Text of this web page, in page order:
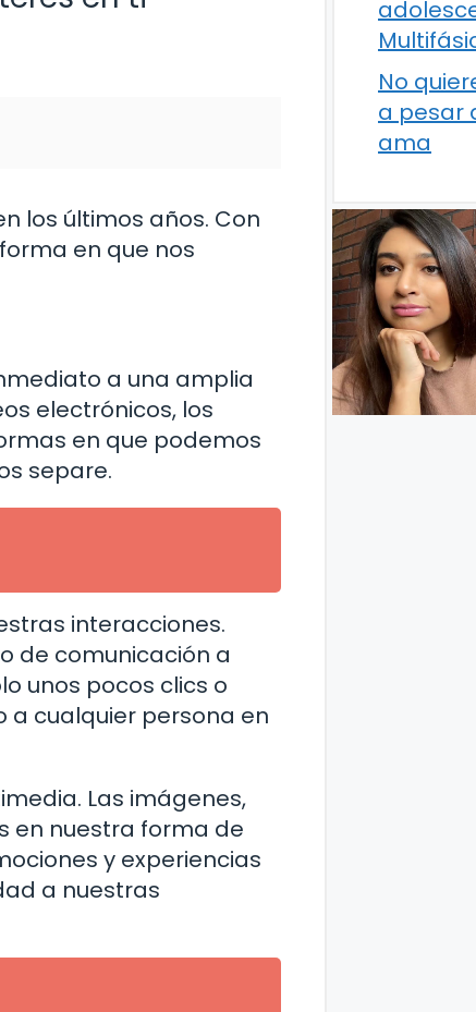
los últimos años. Con
en que nos
a una amplia
electrónicos, los
en que podemos
separe.
interacciones.
de comunicación a
unos pocos clics o
a cualquier persona en
Las imágenes,
en nuestra forma de
y experiencias
a nuestras
No
a pesar
ama